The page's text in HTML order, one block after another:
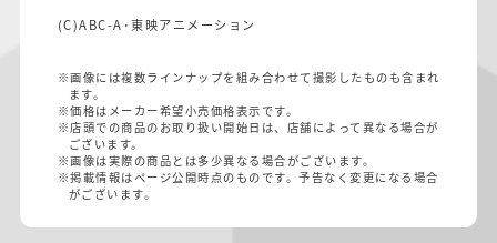
(C)ABC-A･東映アニメーション
※画像には複数ラインナップを組み合わせて撮影したものも含まれ
ます。
※価格はメーカー希望小売価格表示です。
※店頭での商品のお取り扱い開始日は、店舗によって異なる場合が
ございます。
※画像は実際の商品とは多少異なる場合がございます。
※掲載情報はページ公開時点のものです。予告なく変更になる場合
がございます。